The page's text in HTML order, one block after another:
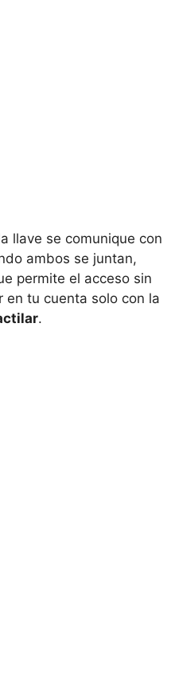
llave se comunique con
ambos se juntan,
permite el acceso sin
en tu cuenta solo con la
.